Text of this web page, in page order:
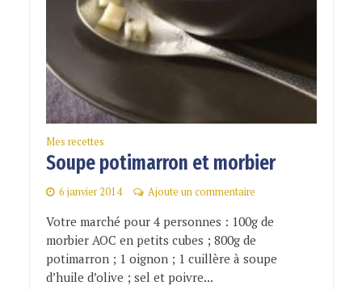
Mes recettes
Soupe potimarron et morbier
6 janvier 2014 Ajoute un commentaire
Votre marché pour 4 personnes : 100g de
morbier AOC en petits cubes ; 800g de
potimarron ; 1 oignon ; 1 cuillère à soupe
d’huile d’olive ; sel et poivre...